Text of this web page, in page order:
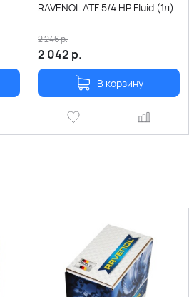
RAVENOL ATF 5/4 HP Fluid (1л)
2 042 р.
2 246р.
В корзину